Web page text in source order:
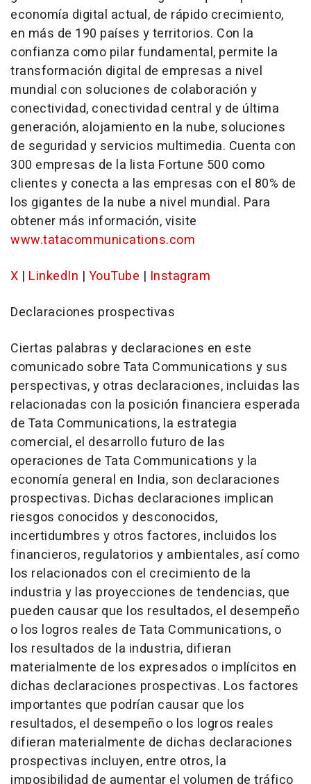
economía digital actual, de rápido crecimiento,
en más de 190 países y territorios. Con la
confianza como pilar fundamental, permite la
transformación digital de empresas a nivel
mundial con soluciones de colaboración y
conectividad, conectividad central y de última
generación, alojamiento en la nube, soluciones
de seguridad y servicios multimedia. Cuenta con
300 empresas de la lista Fortune 500 como
clientes y conecta a las empresas con el 80% de
los gigantes de la nube a nivel mundial. Para
obtener más información, visite
www.tatacommunications.com
X | LinkedIn | YouTube | Instagram
Declaraciones prospectivas
Ciertas palabras y declaraciones en este
comunicado sobre Tata Communications y sus
perspectivas, y otras declaraciones, incluidas las
relacionadas con la posición financiera esperada
de Tata Communications, la estrategia
comercial, el desarrollo futuro de las
operaciones de Tata Communications y la
economía general en India, son declaraciones
prospectivas. Dichas declaraciones implican
riesgos conocidos y desconocidos,
incertidumbres y otros factores, incluidos los
financieros, regulatorios y ambientales, así como
los relacionados con el crecimiento de la
industria y las proyecciones de tendencias, que
pueden causar que los resultados, el desempeño
o los logros reales de Tata Communications, o
los resultados de la industria, difieran
materialmente de los expresados o implícitos en
dichas declaraciones prospectivas. Los factores
importantes que podrían causar que los
resultados, el desempeño o los logros reales
difieran materialmente de dichas declaraciones
prospectivas incluyen, entre otros, la
imposibilidad de aumentar el volumen de tráfico